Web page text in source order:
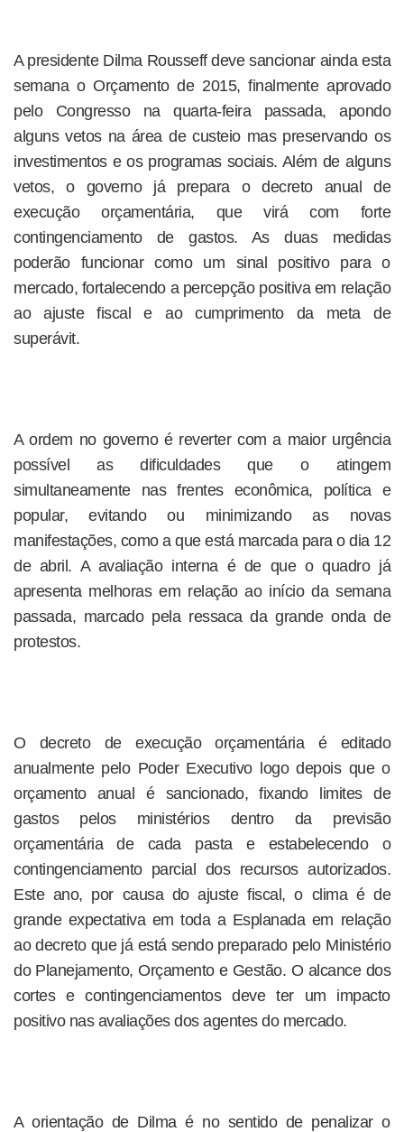
A presidente Dilma Rousseff deve sancionar ainda esta
semana o Orçamento de 2015, finalmente aprovado
pelo Congresso na quarta-feira passada, apondo
alguns vetos na área de custeio mas preservando os
investimentos e os programas sociais. Além de alguns
vetos, o governo já prepara o decreto anual de
execução orçamentária, que virá com forte
contingenciamento de gastos. As duas medidas
poderão funcionar como um sinal positivo para o
mercado, fortalecendo a percepção positiva em relação
ao ajuste fiscal e ao cumprimento da meta de
superávit.
A ordem no governo é reverter com a maior urgência
possível as dificuldades que o atingem
simultaneamente nas frentes econômica, política e
popular, evitando ou minimizando as novas
manifestações, como a que está marcada para o dia 12
de abril. A avaliação interna é de que o quadro já
apresenta melhoras em relação ao início da semana
passada, marcado pela ressaca da grande onda de
protestos.
O decreto de execução orçamentária é editado
anualmente pelo Poder Executivo logo depois que o
orçamento anual é sancionado, fixando limites de
gastos pelos ministérios dentro da previsão
orçamentária de cada pasta e estabelecendo o
contingenciamento parcial dos recursos autorizados.
Este ano, por causa do ajuste fiscal, o clima é de
grande expectativa em toda a Esplanada em relação
ao decreto que já está sendo preparado pelo Ministério
do Planejamento, Orçamento e Gestão. O alcance dos
cortes e contingenciamentos deve ter um impacto
positivo nas avaliações dos agentes do mercado.
A orientação de Dilma é no sentido de penalizar o